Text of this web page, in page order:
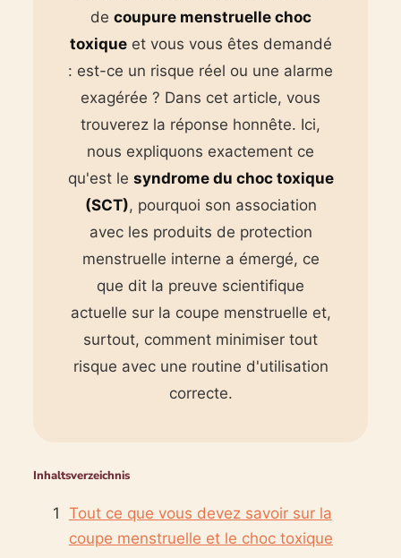
de coupure menstruelle choc
toxiqueet vous vous êtes demandé
: est-ce un risque réel ou une alarme
exagérée ? Dans cet article, vous
trouverez la réponse honnête. Ici,
nous expliquons exactement ce
qu'est le syndrome du choc toxique
(SCT), pourquoi son association
avec les produits de protection
menstruelle interne a émergé, ce
que dit la preuve scientifique
actuelle sur la coupe menstruelle et,
surtout, comment minimiser tout
risque avec une routine d'utilisation
correcte.
Inhaltsverzeichnis
Tout ce que vous devez savoir sur la
coupe menstruelle et le choc toxique